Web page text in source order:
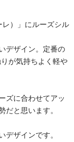
）」にルーズシル
デザイン。定番の
が気持ちよく軽や
ズに合わせてアッ
だと思います。
デザインです。